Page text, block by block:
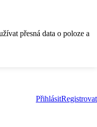
přesná data o poloze a
PřihlásitRegistrovat